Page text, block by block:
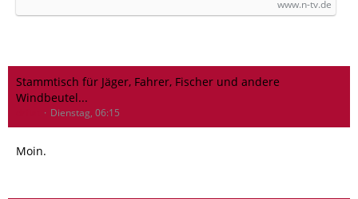
www.n-tv.de
Stammtisch für Jäger, Fahrer, Fischer und andere
Windbeutel...
Dienstag, 06:15
Moin.